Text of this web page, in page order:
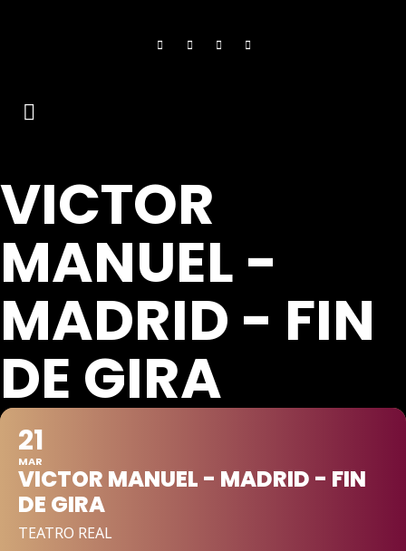
VICTOR
MANUEL -
MADRID - FIN
DE GIRA
21
MAR
VICTOR MANUEL - MADRID - FIN
DE GIRA
TEATRO REAL